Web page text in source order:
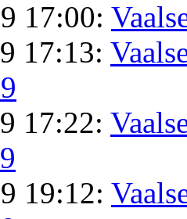
17:00:
17:13:
17:22:
19:12: